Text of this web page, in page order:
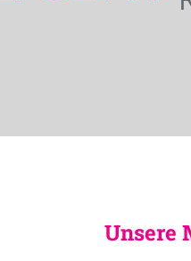
Unsere